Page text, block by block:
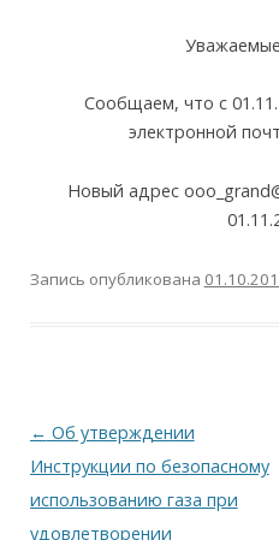
Сообщаем, что с
электронной
Новый адрес
Запись опубликована
Навигация
по
записям
← Об утверждении
Инструкции по безопасному
использованию газа при
удовлетворении